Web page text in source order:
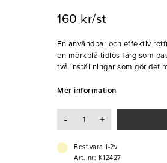
160 kr/st
En användbar och effektiv
en mörkblå tidlös färg som
två inställningar som gör det
Mer information
- +
Best.vara 1-2v
Art. nr: K12427